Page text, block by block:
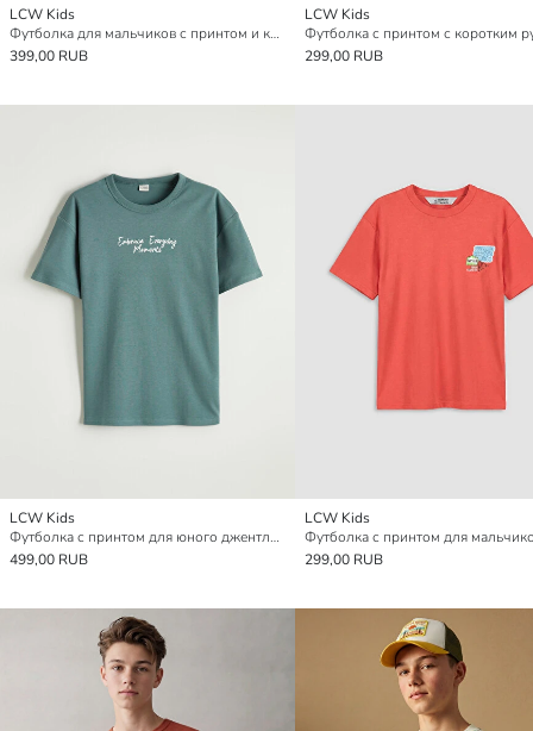
LCW Kids
Футболка для мальчиков с принтом и круглым вырезом
399,00 RUB
LCW Kids
299,00 RUB
LCW Kids
Футболка с принтом для юного джентльмена
499,00 RUB
LCW Kids
Футболка с принтом для
299,00 RUB